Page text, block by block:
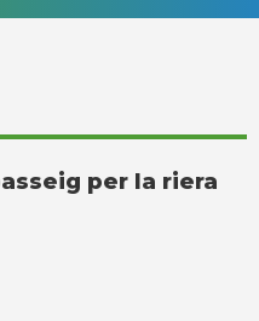
per la riera